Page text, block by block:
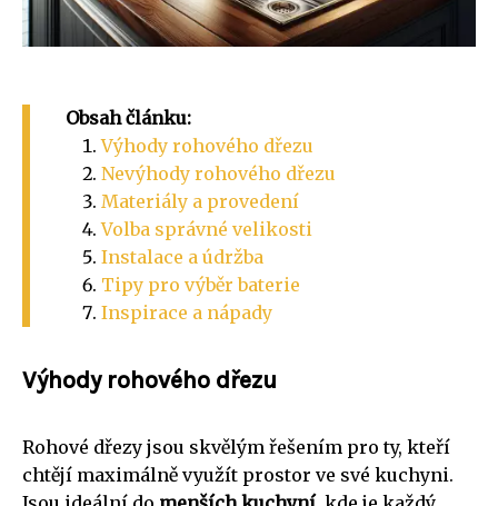
Obsah článku:
Výhody rohového dřezu
Nevýhody rohového dřezu
Materiály a provedení
Volba správné velikosti
Instalace a údržba
Tipy pro výběr baterie
Inspirace a nápady
Výhody rohového dřezu
Rohové dřezy jsou skvělým řešením pro ty, kteří
chtějí maximálně využít prostor ve své kuchyni.